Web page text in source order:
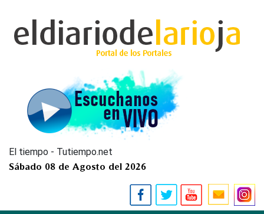
El tiempo - Tutiempo.net
Sábado 08 de Agosto del 2026